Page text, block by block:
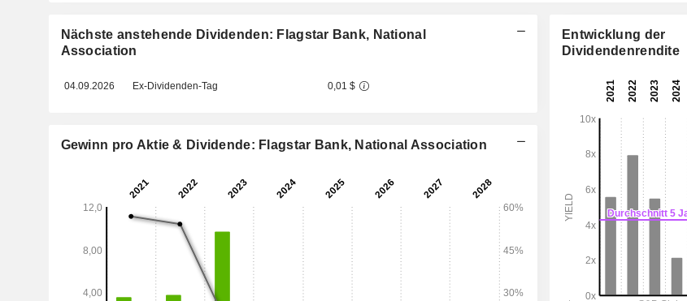
Nächste anstehende Dividenden: Flagstar Bank, National
Association
04.09.2026 Ex-Dividenden-Tag 0,01 $
Gewinn pro Aktie & Dividende: Flagstar Bank, National Association
Entwicklung der
Dividendenrendite